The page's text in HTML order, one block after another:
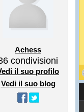
Achess
condivisioni
il suo profilo
Vedi il suo blog